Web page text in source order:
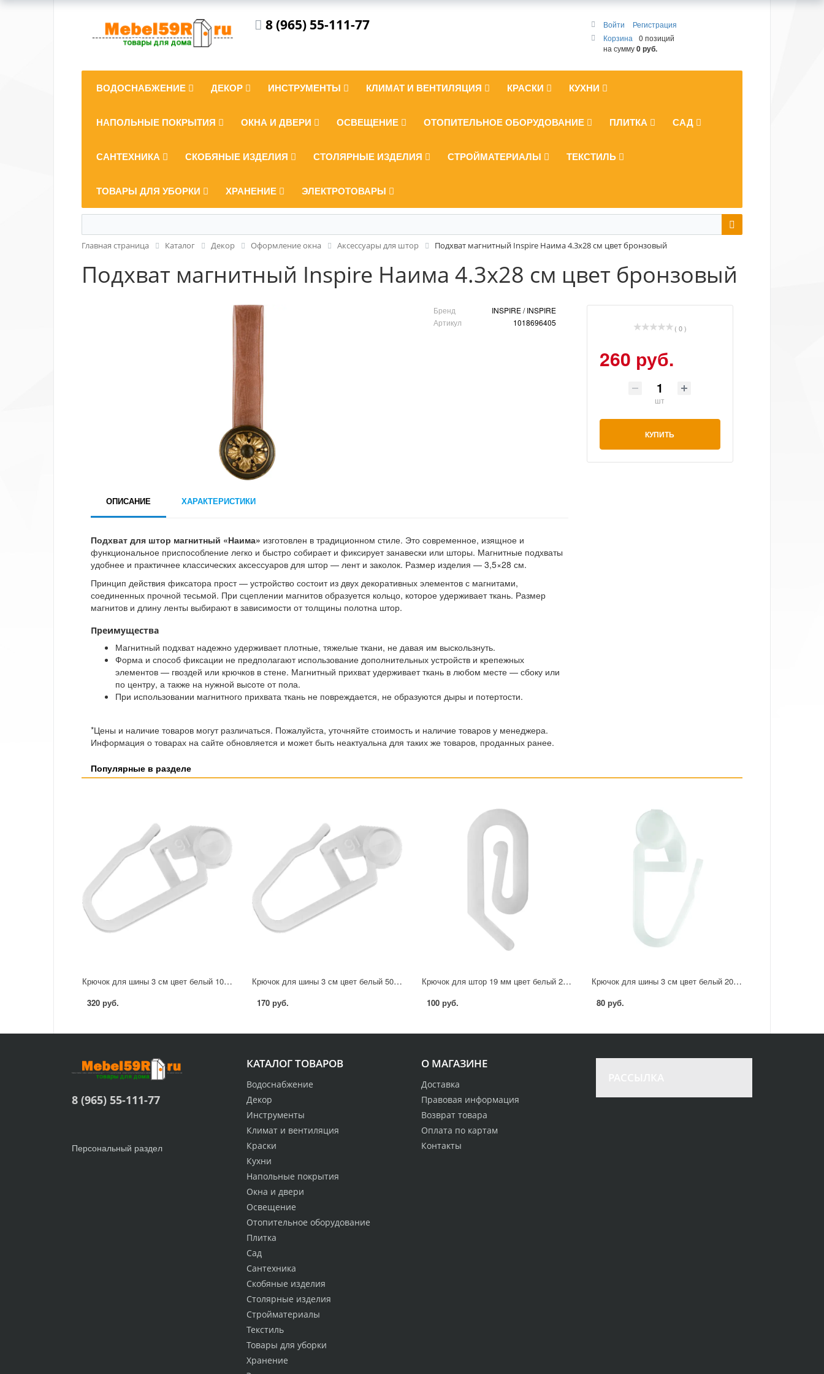
8 (965) 55-111-77 Войти
Регистрация
Корзина
0 позиций
на сумму0 руб.
ВОДОСНАБЖЕНИЕ ДЕКОР ИНСТРУМЕНТЫ КЛИМАТ И ВЕНТИЛЯЦИЯ КРАСКИ КУХНИ
НАПОЛЬНЫЕ ПОКРЫТИЯ ОКНА И ДВЕРИ ОСВЕЩЕНИЕ ОТОПИТЕЛЬНОЕ ОБОРУДОВАНИЕ ПЛИТКА САД
САНТЕХНИКА СКОБЯНЫЕ ИЗДЕЛИЯ СТОЛЯРНЫЕ ИЗДЕЛИЯ СТРОЙМАТЕРИАЛЫ ТЕКСТИЛЬ
ТОВАРЫ ДЛЯ УБОРКИ ХРАНЕНИЕ ЭЛЕКТРОТОВАРЫ
Главная страница Каталог Декор Оформление окна Аксессуары для штор Подхват магнитный Inspire Наима 4.3x28 см цвет бронзовый
Подхват магнитный Inspire Наима 4.3x28 см цвет бронзовый
Бренд
INSPIRE / INSPIRE
Артикул
1018696405
( 0 )
260 руб.
шт
КУПИТЬ
ОПИСАНИЕ ХАРАКТЕРИСТИКИ
Подхват для штор магнитный «Наима» изготовлен в традиционном стиле. Это современное, изящное и
функциональное приспособление легко и быстро собирает и фиксирует занавески или шторы. Магнитные подхваты
удобнее и практичнее классических аксессуаров для штор — лент и заколок. Размер изделия — 3,5×28 см.
Принцип действия фиксатора прост — устройство состоит из двух декоративных элементов с магнитами,
соединенных прочной тесьмой. При сцеплении магнитов образуется кольцо, которое удерживает ткань. Размер
магнитов и длину ленты выбирают в зависимости от толщины полотна штор.
Преимущества
Магнитный подхват надежно удерживает плотные, тяжелые ткани, не давая им выскользнуть.
Форма и способ фиксации не предполагают использование дополнительных устройств и крепежных
элементов — гвоздей или крючков в стене. Магнитный прихват удерживает ткань в любом месте — сбоку или
по центру, а также на нужной высоте от пола.
При использовании магнитного прихвата ткань не повреждается, не образуются дыры и потертости.
*Цены и наличие товаров могут различаться. Пожалуйста, уточняйте стоимость и наличие товаров у менеджера.
Информация о товарах на сайте обновляется и может быть неактуальна для таких же товаров, проданных ранее.
Популярные в разделе
Крючок для шины 3 см цвет белый 100 шт.
320 руб.
Крючок для шины 3 см цвет белый 50 шт.
170 руб.
Крючок для штор 19 мм цвет белый 20 шт.
100 руб.
Крючок для шины 3 см цвет белый 20 шт
80 руб.
О МАГАЗИНЕ
Доставка
Правовая информация
Возврат товара
Оплата по картам
Контакты
КАТАЛОГ ТОВАРОВ
Водоснабжение
Декор
Инструменты
Климат и вентиляция
Краски
Кухни
Напольные покрытия
Окна и двери
Освещение
Отопительное оборудование
Плитка
Сад
Сантехника
Скобяные изделия
Столярные изделия
Стройматериалы
Текстиль
Товары для уборки
Хранение
8 (965) 55-111-77
Персональный раздел